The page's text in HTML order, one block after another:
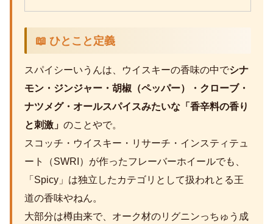
📖 ひとこと定義
スパイシーいうんは、ウイスキーの香味の中でシナ
モン・ジンジャー・胡椒（ペッパー）・クローブ・
ナツメグ・オールスパイスみたいな「香辛料の香り
と刺激」 のことやで。
スコッチ・ウイスキー・リサーチ・インスティテュ
ート（SWRI）が作ったフレーバーホイールでも、
「Spicy」は独立したカテゴリとして扱われとる王
道の香味やねん。
大部分は樽由来で、オーク材のリグニンっちゅう成